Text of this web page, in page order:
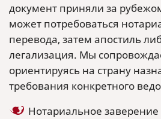
документ приняли за
может потребоваться
перевода, затем апостиль
легализация. Мы
ориентируясь на страну
требования конкретного
Нотариальное